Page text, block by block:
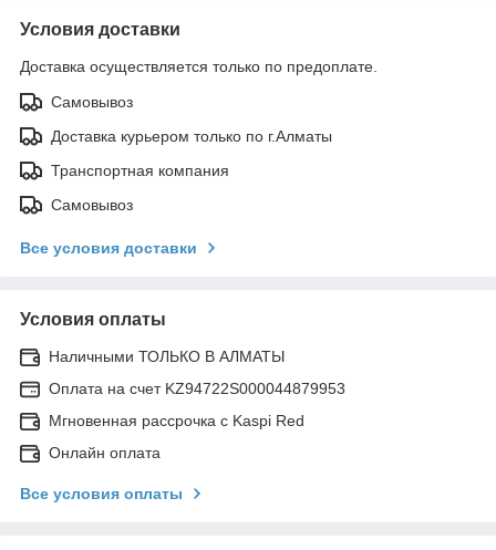
Условия доставки
Доставка осуществляется только по предоплате.
Самовывоз
Доставка курьером только по г.Алматы
Транспортная компания
Самовывоз
Все условия доставки
Условия оплаты
Наличными ТОЛЬКО В АЛМАТЫ
Оплата на счет KZ94722S000044879953
Мгновенная рассрочка с Kaspi Red
Онлайн оплата
Все условия оплаты